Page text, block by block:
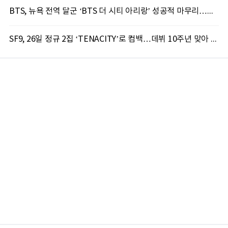
BTS, 뉴욕 전역 달군 ‘BTS 더 시티 아리랑’ 성공적 마무리…도시 전역서 호응
SF9, 26일 정규 2집 ‘TENACITY’로 컴백…데뷔 10주년 맞아 다채로운 활동 예고